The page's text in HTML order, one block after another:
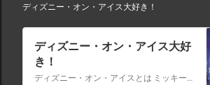
ディズニー・オン・アイス大好き！
ディズニー・オン・アイス大好
き！
ディズニー・オン・アイスとは ミッキーマウスやミニーマウスをはじめ、たくさんのディズニーキャラクターが登場し、世代を超えて愛され続けている、氷の上のミュージカルショーです。